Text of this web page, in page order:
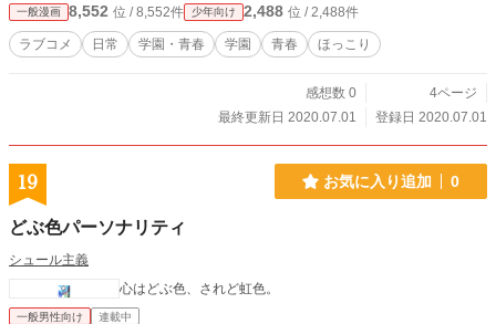
一般漫画 8,552 位 / 8,552件 少年向け 2,488 位 / 2,488件
ラブコメ 日常 学園・青春 学園 青春 ほっこり
感想数 0
4ページ
最終更新日 2020.07.01
登録日 2020.07.01
19 お気に入り追加 0
どぶ色パーソナリティ
シュール主義
心はどぶ色、されど虹色。
一般男性向け 連載中